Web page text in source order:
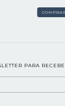
PARA